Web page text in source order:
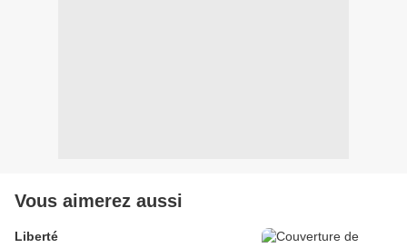
Vous aimerez aussi
Liberté